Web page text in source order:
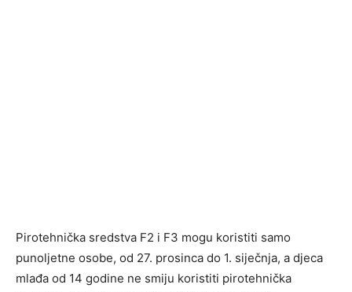
Pirotehnička sredstva F2 i F3 mogu koristiti samo
punoljetne osobe, od 27. prosinca do 1. siječnja, a djeca
mlađa od 14 godine ne smiju koristiti pirotehnička